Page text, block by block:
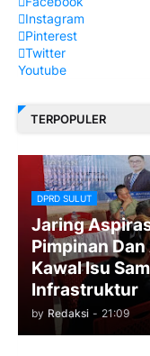
Instagram
Pinterest
Twitter
Youtube
TERPOPULER
DPRD SULUT
Jaring
Pimpinan
Kawal Isu
Infrastruktur
by Redaksi - 21:09